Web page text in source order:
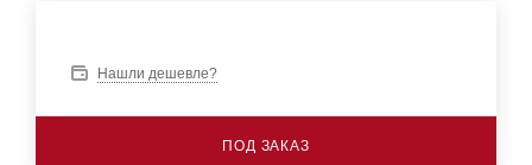
Нашли дешевле?
ПОД ЗАКАЗ